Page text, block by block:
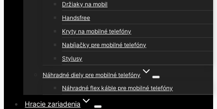
Držiaky na mobil
Handsfree
Kryty na mobilné telefóny
Nabíjačky pre mobilné telefóny
Stylusy
Náhradné diely pre mobilné telefóny
Náhradné flex káble pre mobilné telefóny
Hracie zariadenia